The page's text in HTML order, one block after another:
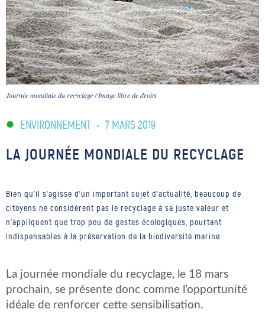
Journée mondiale du recyclage / Image libre de droits
ENVIRONNEMENT • 7 MARS 2019
LA JOURNÉE MONDIALE DU RECYCLAGE
Bien qu'il s'agisse d'un important sujet d'actualité, beaucoup de
citoyens ne considèrent pas le recyclage à sa juste valeur et
n'appliquent que trop peu de gestes écologiques, pourtant
indispensables à la préservation de la biodiversité marine.
La journée mondiale du recyclage, le 18 mars
prochain, se présente donc comme l’opportunité
idéale de renforcer cette sensibilisation.